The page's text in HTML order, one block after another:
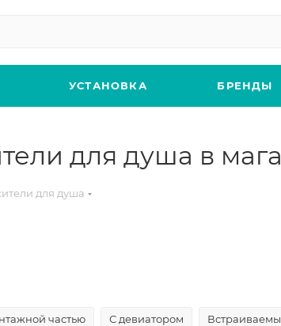
УСТАНОВКА БРЕНДЫ
для душа в
для душа
частью С девиатором